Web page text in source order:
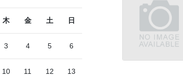
木 金 土 日
3 4 5 6
10 11 12 13